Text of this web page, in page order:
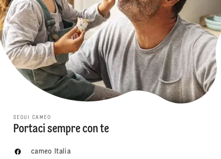
SEGUI CAMEO
Portaci sempre con te
cameo Italia